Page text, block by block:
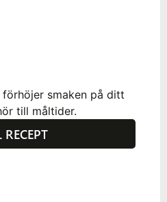
smaken på ditt
till måltider.
RECEPT